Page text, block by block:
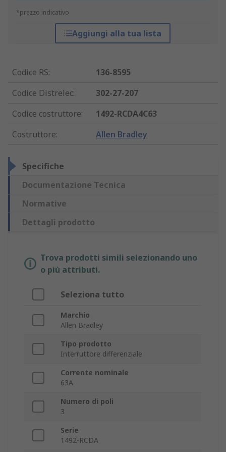
*prezzo indicativo
Aggiungi alla tua lista
Codice RS:
136-8595
Codice Distrelec:
302-27-207
Codice costruttore:
1492-RCDA4C63
Costruttore: Allen Bradley
Specifiche
Documentazione Tecnica
Normative
Dettagli prodotto
Trova prodotti simili selezionando uno
o più attributi.
Seleziona tutto
Marchio
Allen Bradley
Tipo prodotto
Interruttore differenziale
Corrente nominale
63A
Numero di poli
3
Serie
1492-RCDA